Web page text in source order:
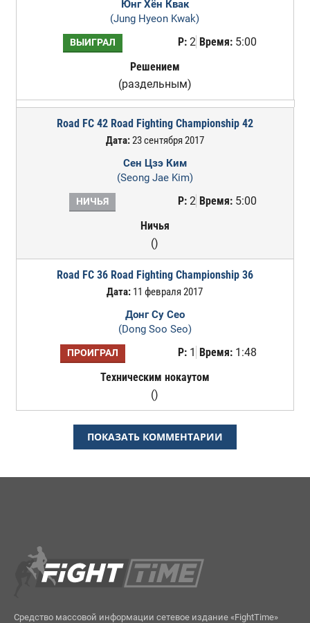
Юнг Хён Квак
(Jung Hyeon Kwak)
ВЫИГРАЛ Р:2 Время:5:00
Решением
(раздельным)
Road FC 42 Road Fighting Championship 42
Дата:23 сентября 2017
Сен Цзэ Ким
(Seong Jae Kim)
НИЧЬЯ Р:2 Время:5:00
Ничья
()
Road FC 36 Road Fighting Championship 36
Дата: 11 февраля 2017
Донг Су Сео
(Dong Soo Seo)
ПРОИГРАЛ Р:1 Время:1:48
Техническим нокаутом
()
ПОКАЗАТЬ КОММЕНТАРИИ
Средство массовой информации сетевое издание «FightTime»